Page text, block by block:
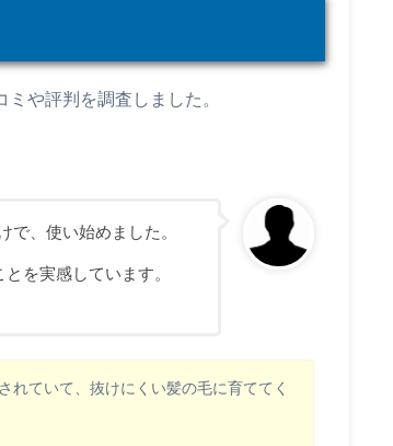
や評判を調査しました。
、使い始めました。
を実感しています。
ていて、抜けにくい髪の毛に育ててく